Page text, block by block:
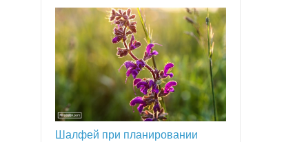
Шалфей при планировании